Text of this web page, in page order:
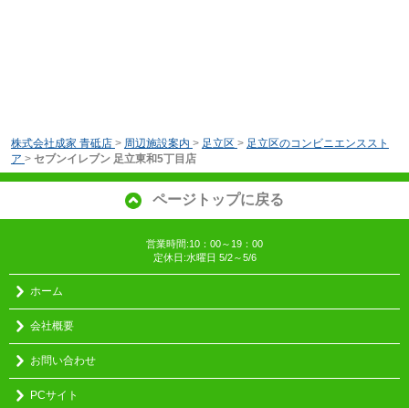
株式会社成家 青砥店 > 周辺施設案内 > 足立区 > 足立区のコンビニエンススト
ア > セブンイレブン 足立東和5丁目店
ページトップに戻る
営業時間:10：00～19：00
定休日:水曜日 5/2～5/6
ホーム
会社概要
お問い合わせ
PCサイト